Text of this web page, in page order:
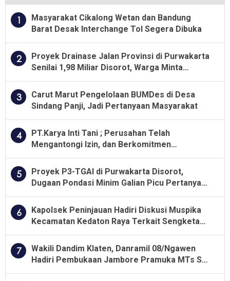
1
Masyarakat Cikalong Wetan dan Bandung
Barat Desak Interchange Tol Segera Dibuka
2
Proyek Drainase Jalan Provinsi di Purwakarta
Senilai 1,98 Miliar Disorot, Warga Minta
3
Carut Marut Pengelolaan BUMDes di Desa
Sindang Panji, Jadi Pertanyaan Masyarakat
4
PT.Karya Inti Tani ; Perusahan Telah
Mengantongi Izin, dan Berkomitmen
5
Proyek P3-TGAI di Purwakarta Disorot,
Dugaan Pondasi Minim Galian Picu Pertanyaan
6
Kapolsek Peninjauan Hadiri Diskusi Muspika
Kecamatan Kedaton Raya Terkait Sengketa
7
Wakili Dandim Klaten, Danramil 08/Ngawen
Hadiri Pembukaan Jambore Pramuka MTs Se-